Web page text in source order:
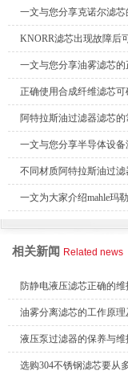
续更换成本
一文与您分享克诺尔滤芯
应解决方法
KNORR滤芯出现故障后
法解决
一文与您分享油雾滤芯
正确使用合成纤维滤芯可
行
阿特拉斯油过滤器滤芯
方法介绍
一文与您分享半导体设备
不同材质阿特拉斯油过滤
周期区别介绍
一文为大家介绍mahle玛
相关新闻 Related news
防静电液压滤芯正确的
油雾分离滤芯的工作原理
液压泵过滤器的保养与维
选购304不锈钢滤芯要从